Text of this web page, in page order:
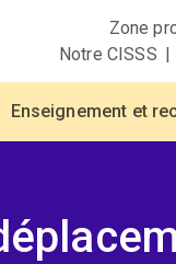
Zone
Notre CISSS
Enseignement et